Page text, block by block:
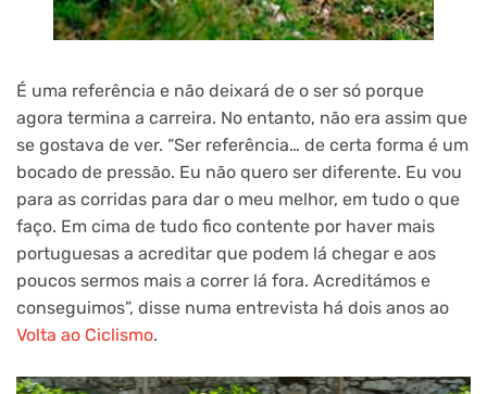
É uma referência e não deixará de o ser só porque
agora termina a carreira. No entanto, não era assim que
se gostava de ver. “Ser referência… de certa forma é um
bocado de pressão. Eu não quero ser diferente. Eu vou
para as corridas para dar o meu melhor, em tudo o que
faço. Em cima de tudo fico contente por haver mais
portuguesas a acreditar que podem lá chegar e aos
poucos sermos mais a correr lá fora. Acreditámos e
conseguimos”, disse numa entrevista há dois anos ao
Volta ao Ciclismo.